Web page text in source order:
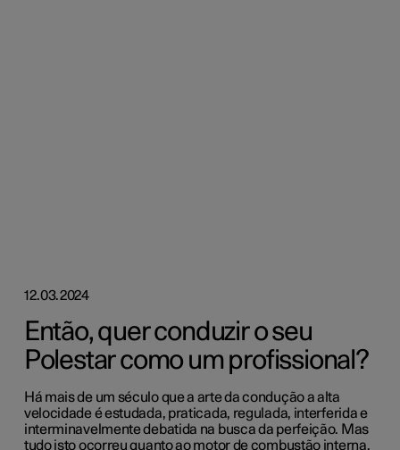
12.03.2024
Então, quer conduzir o seu
Polestar como um profissional?
Há mais de um século que a arte da condução a alta
velocidade é estudada, praticada, regulada, interferida e
interminavelmente debatida na busca da perfeição. Mas
tudo isto ocorreu quanto ao motor de combustão interna.